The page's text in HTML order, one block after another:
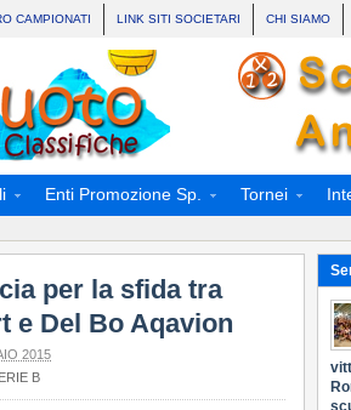
CAMPIONATI LINK SITI SOCIETARI CHI SIAMO
Enti Promozione Sp. Tornei
per la sfida tra
e Del Bo Aqavion
2015
B